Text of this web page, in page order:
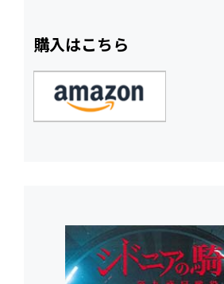
購入はこちら